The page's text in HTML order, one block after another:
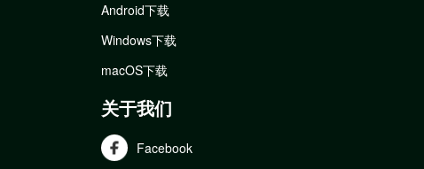
Android下载
Windows下载
macOS下载
关于我们
Facebook